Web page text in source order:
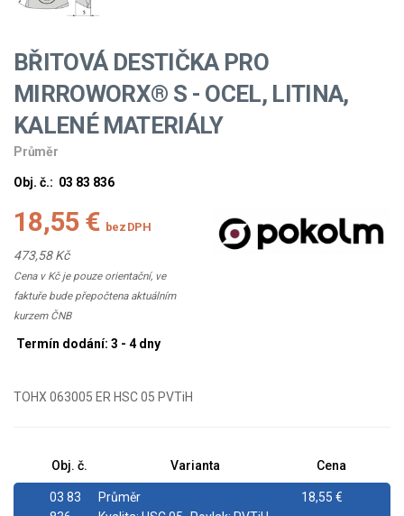
BŘITOVÁ DESTIČKA PRO
MIRROWORX® S - OCEL, LITINA,
KALENÉ MATERIÁLY
Průměr
Obj. č.: 03 83 836
18,55 € bez DPH
473,58 Kč
Cena v Kč je pouze orientační, ve
faktuře bude přepočtena aktuálním
kurzem ČNB
Termín dodání: 3 - 4 dny
TOHX 063005 ER HSC 05 PVTiH
Obj. č. Varianta Cena
03 83
Průměr
18,55 €